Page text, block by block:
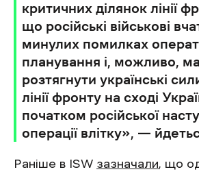
критичних ділянок лінії
що російські військові
минулих помилках
планування і, можливо,
розтягнути українські
лінії фронту на сході
початком російської
операції влітку», —
Раніше в ISW зазначали, що